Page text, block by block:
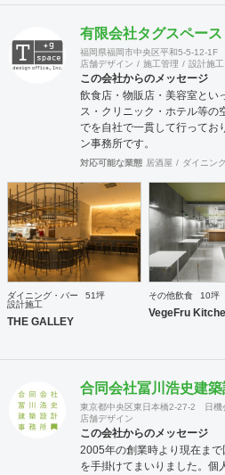
----------------------------------
クアーキテクツ /
級建築士事務所 東京都知事
建築士賠償責任補償
建築士連合会） 代表取締
理建築士） 所在地： 〒
本町 5-14-14-B1F TEL：
FAX： 03-6452-
有限会社タグスペース
福岡県福岡市中央区平和5-5-12-1F
店舗デザイン
施工管理 設計施工
この会社からのメッセージ
飲食店・物販店・美容室とい
ス・クリニック・ホテル等の
でを自社で一貫して行ってお
ン事務所です。
対応可能な業態 居酒屋 ダイニン
ダイニング・バー
51坪
設計施工
THE GALLEY
その他飲食 10坪
VegeFru
合同会社冨川浩史建
東京都中央区東日本橋2-27-2 日機
店舗デザイン
この会社からのメッセージ
2005年の創業時より現在ま
を手掛けてまいりました。個